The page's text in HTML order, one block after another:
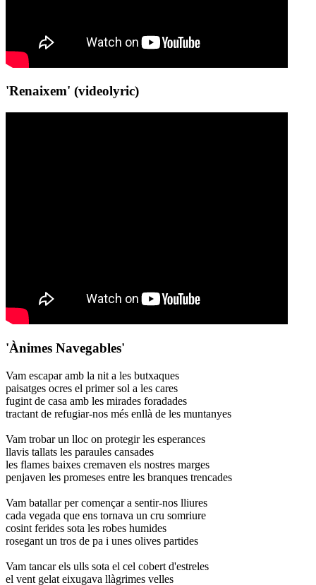
'Renaixem' (videolyric)
'Ànimes Navegables'
Vam escapar amb la nit a les butxaques
paisatges ocres el primer sol a les cares
fugint de casa amb les mirades foradades
tractant de refugiar-nos més enllà de les muntanyes
Vam trobar un lloc on protegir les esperances
llavis tallats les paraules cansades
les flames baixes cremaven els nostres marges
penjaven les promeses entre les branques trencades
Vam batallar per començar a sentir-nos lliures
cada vegada que ens tornava un cru somriure
cosint ferides sota les robes humides
rosegant un tros de pa i unes olives partides
Vam tancar els ulls sota el cel cobert d'estreles
el vent gelat eixugava llàgrimes velles